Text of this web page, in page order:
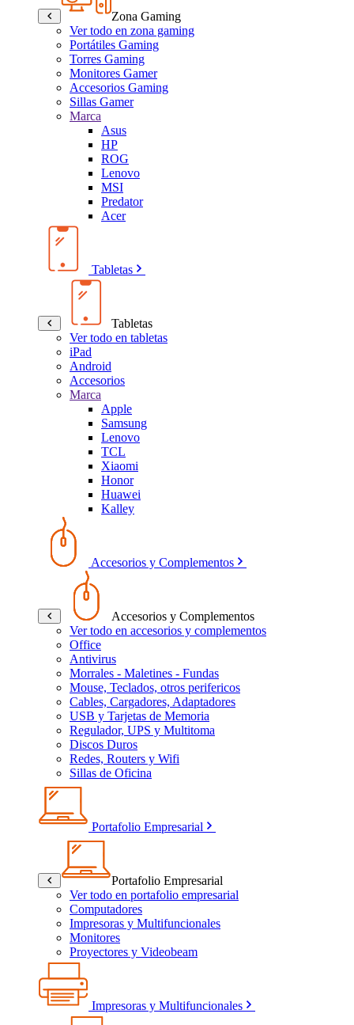
Zona Gaming
Ver todo en zona gaming
Portátiles Gaming
Torres Gaming
Monitores Gamer
Accesorios Gaming
Sillas Gamer
Marca
Asus
HP
ROG
Lenovo
MSI
Predator
Acer
Tabletas
Tabletas
Ver todo en tabletas
iPad
Android
Accesorios
Marca
Apple
Samsung
Lenovo
TCL
Xiaomi
Honor
Huawei
Kalley
Accesorios y Complementos
Accesorios y Complementos
Ver todo en accesorios y complementos
Office
Antivirus
Morrales - Maletines - Fundas
Mouse, Teclados, otros perifericos
Cables, Cargadores, Adaptadores
USB y Tarjetas de Memoria
Regulador, UPS y Multitoma
Discos Duros
Redes, Routers y Wifi
Sillas de Oficina
Portafolio Empresarial
Portafolio Empresarial
Ver todo en portafolio empresarial
Computadores
Impresoras y Multifuncionales
Monitores
Proyectores y Videobeam
Impresoras y Multifuncionales